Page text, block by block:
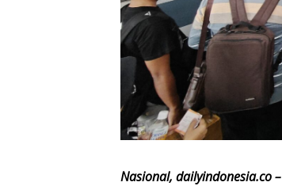
Nasional, dailyindonesia.co –